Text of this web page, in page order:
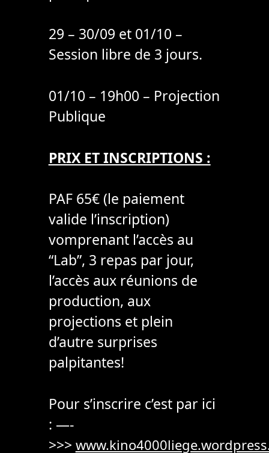
29 – 30/09 et 01/10 –
Session libre de 3 jours.
01/10 – 19h00 – Projection
Publique
PRIX ET INSCRIPTIONS :
PAF 65€ (le paiement
valide l’inscription)
vomprenant l’accès au
“Lab”, 3 repas par jour,
l’accès aux réunions de
production, aux
projections et plein
d’autre surprises
palpitantes!
Pour s’inscrire c’est par ici
: —-
>>>